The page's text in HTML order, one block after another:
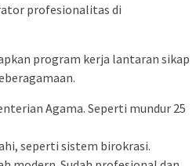
profesionalitas di
program kerja lantaran sikap
Agama. Seperti mundur 25
seperti sistem birokrasi.